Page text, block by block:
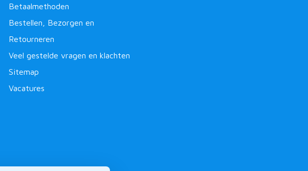
Betaalmethoden
Bestellen, Bezorgen en
Retourneren
Veel gestelde vragen en klachten
Sitemap
Vacatures